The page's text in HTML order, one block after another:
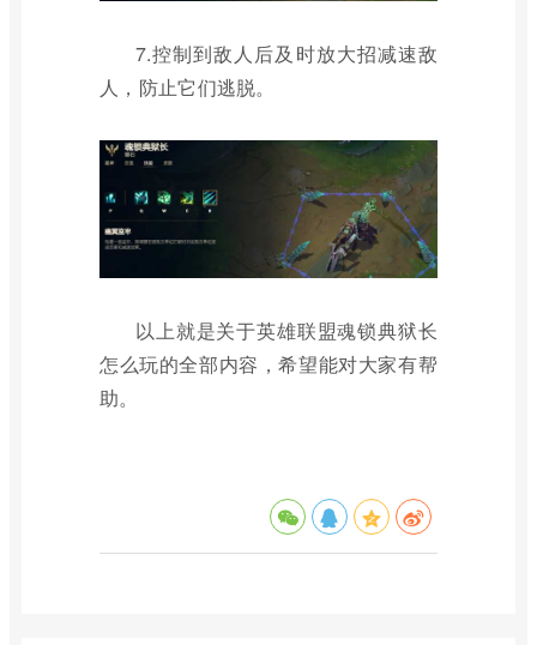
7.控制到敌人后及时放大招减速敌
人，防止它们逃脱。
以上就是关于英雄联盟魂锁典狱长
怎么玩的全部内容，希望能对大家有帮
助。